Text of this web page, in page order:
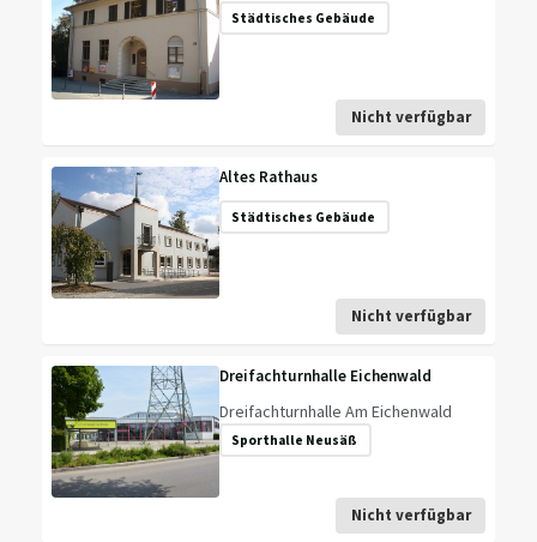
Städtisches Gebäude
Nicht verfügbar
Altes Rathaus
Städtisches Gebäude
Nicht verfügbar
Dreifachturnhalle Eichenwald
Dreifachturnhalle Am Eichenwald
Sporthalle Neusäß
Nicht verfügbar